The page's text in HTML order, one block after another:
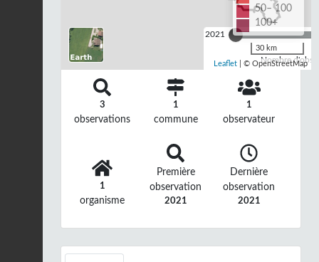
2021
Nombre
50– 100
100+
30 km
Leaflet | © OpenStreetMap
3
observations
1
commune
1
observateur
1
organisme
Première
observation
2021
Dernière
observation
2021